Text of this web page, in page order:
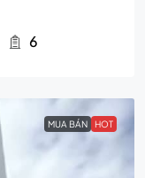
6
MUA BÁN HOT